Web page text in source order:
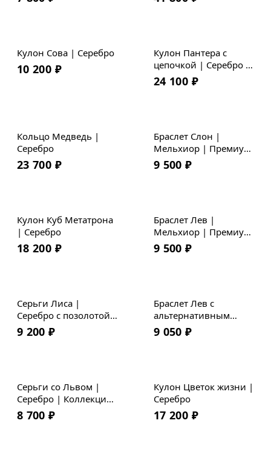
Кулон Сова | Серебро
10 200 ₽
Кулон Пантера с
цепочкой | Серебро |
Коллекция Geometry
24 100 ₽
Кольцо Медведь |
Серебро
23 700 ₽
Браслет Слон |
Мельхиор | Премиум
кожа
9 500 ₽
Кулон Куб Метатрона
| Серебро
18 200 ₽
Браслет Лев |
Мельхиор | Премиум
кожа
9 500 ₽
Серьги Лиса |
Серебро с позолотой |
Коллекция Geometry
9 200 ₽
Браслет Лев с
альтернативным
крюком | Бронза |
Премиум кожа
9 050 ₽
Серьги со Львом |
Серебро | Коллекция
Geometry
8 700 ₽
Кулон Цветок жизни |
Серебро
17 200 ₽